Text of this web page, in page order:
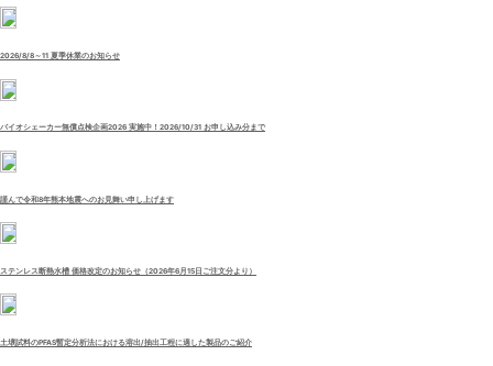
2026/8/8～11 夏季休業のお知らせ
バイオシェーカー無償点検企画2026 実施中！2026/10/31 お申し込み分まで
謹んで令和8年熊本地震へのお見舞い申し上げます
ステンレス断熱水槽 価格改定のお知らせ（2026年6月15日ご注文分より）
土壌試料のPFAS暫定分析法における溶出/抽出工程に適した製品のご紹介